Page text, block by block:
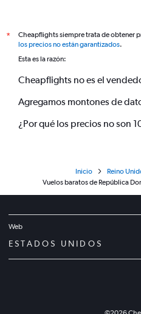
*
Cheapflights siempre trata de obtener
los precios no están garantizados.
Esta es la razón:
Cheapflights no es el
Agregamos montones de
¿Por qué los precios no son
Inicio Reino
Vuelos baratos de República
Web
ESTADOS UNIDOS